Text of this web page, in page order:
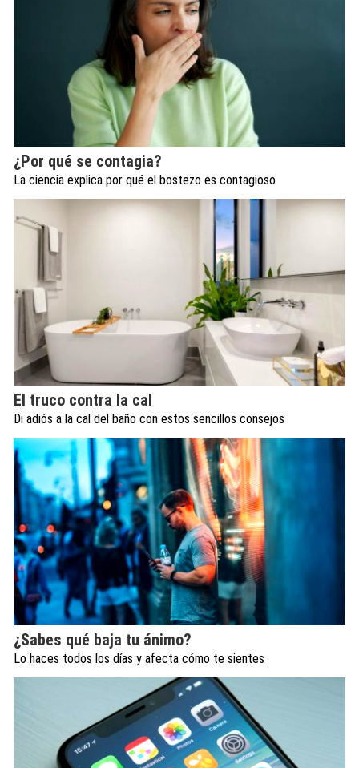
¿Por qué se contagia?
La ciencia explica por qué el bostezo es contagioso
El truco contra la cal
Di adiós a la cal del baño con estos sencillos consejos
¿Sabes qué baja tu ánimo?
Lo haces todos los días y afecta cómo te sientes